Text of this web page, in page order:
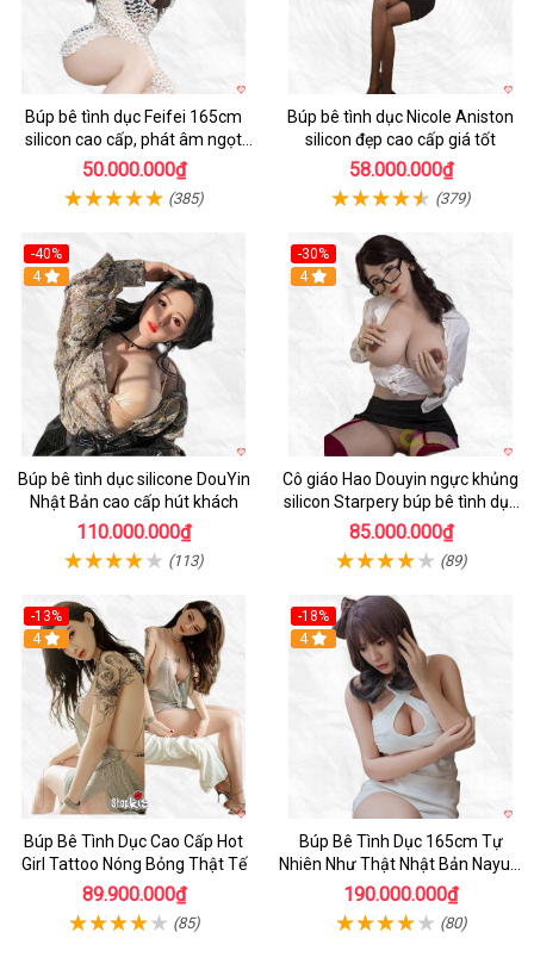
Búp bê tình dục Feifei 165cm
silicon cao cấp, phát âm ngọt
ngào, chân thực
50.000.000₫
(385)
Búp bê tình dục Nicole Aniston
silicon đẹp cao cấp giá tốt
58.000.000₫
(379)
-40%
4
Búp bê tình dục silicone DouYin
Nhật Bản cao cấp hút khách
110.000.000₫
(113)
-30%
4
Cô giáo Hao Douyin ngực khủng
silicon Starpery búp bê tình dục
cao cấp 172cm
85.000.000₫
(89)
-13%
4
Búp Bê Tình Dục Cao Cấp Hot
Girl Tattoo Nóng Bỏng Thật Tế
89.900.000₫
(85)
-18%
4
Búp Bê Tình Dục 165cm Tự
Nhiên Như Thật Nhật Bản Nayuki
Cao Cấp
190.000.000₫
(80)